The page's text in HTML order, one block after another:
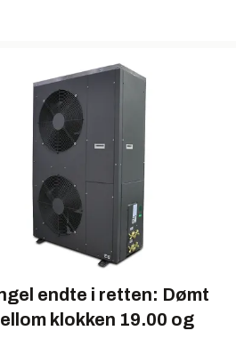
endte i retten: Dømt
klokken 19.00 og